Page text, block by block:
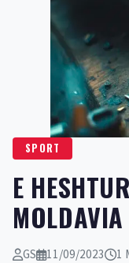
SPORT
E
GS 11/09/2023 1